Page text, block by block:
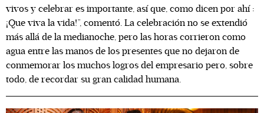
vivos y celebrar es importante, así que, como dicen por ahí :
¡Que viva la vida!”, comentó. La celebración no se extendió
más allá de la medianoche, pero las horas corrieron como
agua entre las manos de los presentes que no dejaron de
conmemorar los muchos logros del empresario pero, sobre
todo, de recordar su gran calidad humana.